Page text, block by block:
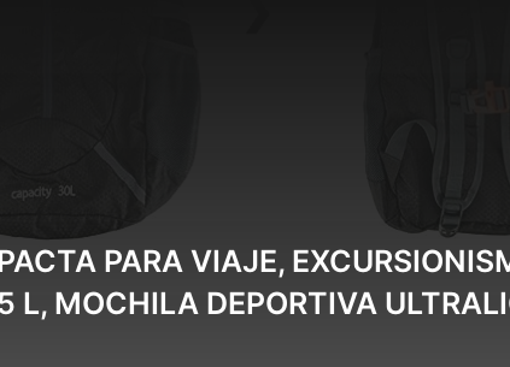
PARA VIAJE,
L, MOCHILA DEPORTIVA